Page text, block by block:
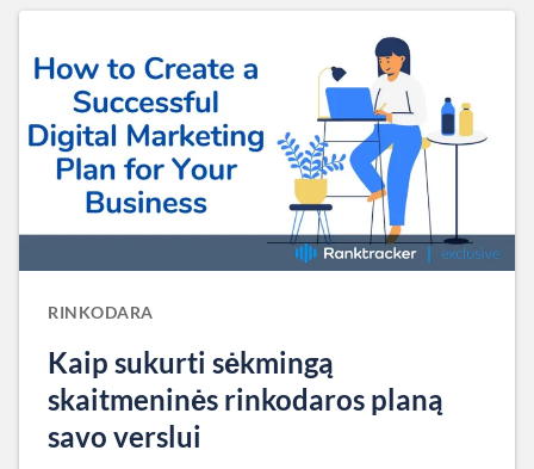
RINKODARA
Kaip sukurti sėkmingą
skaitmeninės rinkodaros planą
savo verslui